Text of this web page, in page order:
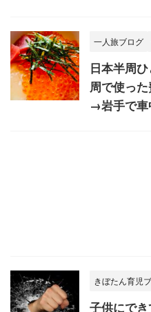
一人旅ブログ
日本半周
周で使っ
→岩手で車
きぼたん育児
子供にで